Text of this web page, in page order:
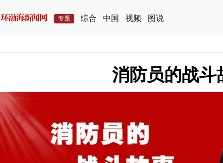
专题 综合 中国 视频 图说
消防员的战斗